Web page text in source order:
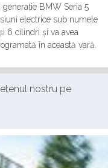
BMW Seria 5
electrice sub numele
6 cilindri și va avea
în această vară.
nostru pe